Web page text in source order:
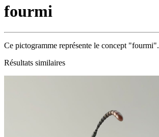
fourmi
Ce pictogramme représente le concept "fourmi".
Résultats similaires